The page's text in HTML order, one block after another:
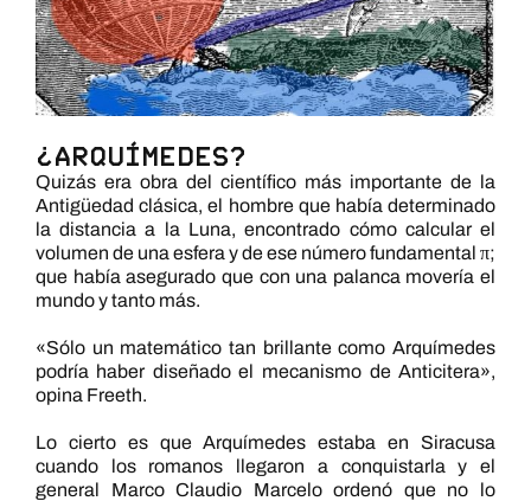
¿Arquímedes?
Quizás era obra del científico más importante de la
Antigüedad clásica, el hombre que había determinado
la distancia a la Luna, encontrado cómo calcular el
volumen de una esfera y de ese número fundamental π;
que había asegurado que con una palanca movería el
mundo y tanto más.
«Sólo un matemático tan brillante como Arquímedes
podría haber diseñado el mecanismo de Anticitera»,
opina Freeth.
Lo cierto es que Arquímedes estaba en Siracusa
cuando los romanos llegaron a conquistarla y el
general Marco Claudio Marcelo ordenó que no lo